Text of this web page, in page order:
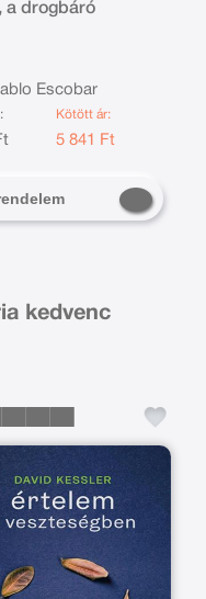
a drogbáró
Escobar
Kötött ár:
5 841 Ft
kedvenc